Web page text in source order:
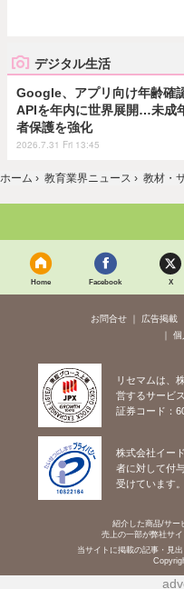
デジタル生活
Google、アプリ向け年齢確
APIを年内に世界展開…未成
者保護を強化
2026.7.31 Fri 13:45
ホーム › 教育業界ニュース › 教材・
Home Facebook X
お問合せ 広告掲載
個
リセマムは、
営するサービス
証券コード：
株式会社イー
者に対して付
受けています。
紹介した商品/サー
売上の一部が弊社サイ
当サイトに掲載の記事・見